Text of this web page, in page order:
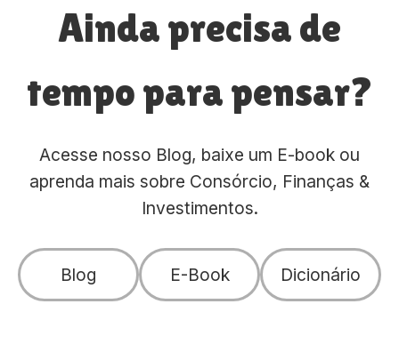
Ainda precisa de
tempo para pensar?
Acesse nosso Blog, baixe um E-book ou
aprenda mais sobre Consórcio, Finanças &
Investimentos.
Blog E-Book Dicionário